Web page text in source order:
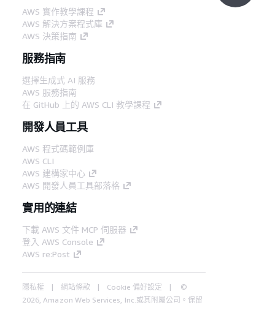
AWS 實作教學課程
AWS 解決方案程式庫
AWS 決策指南
服務指南
選擇生成式 AI 服務
AWS 服務指南
在 GitHub 上的 AWS CLI 教學課程
開發人員工具
AWS 程式碼範例庫
AWS CLI
AWS 建構家中心
AWS 開發人員工具部落格
實用的連結
下載 AWS 文件 MCP 伺服器
登入 AWS Console
AWS re:Post
隱私權 網站條款 Cookie 偏好設定
©
2026, Amazon Web Services, Inc.或其附屬公司。保留